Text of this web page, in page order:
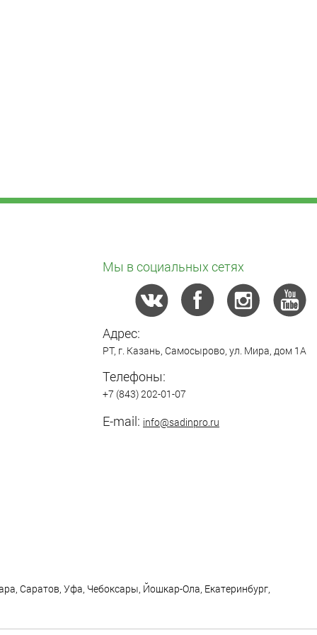
Мы в социальных сетях
Адрес:
РТ, г. Казань, Самосырово, ул. Мира, дом 1А
Телефоны:
+7 (843) 202-01-07
E-mail: info@sadinpro.ru
Саратов, Уфа, Чебоксары, Йошкар-Ола, Екатеринбург,